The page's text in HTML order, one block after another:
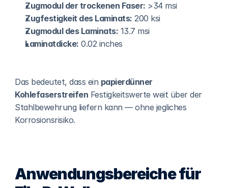
Zugmodul der trockenen Faser: >34 msi
Zugfestigkeit des Laminats: 200 ksi
Zugmodul des Laminats: 13.7 msi
Laminatdicke: 0.02 inches
Das bedeutet, dass ein papierdünner
Kohlefaserstreifen Festigkeitswerte weit über der
Stahlbewehrung liefern kann — ohne jegliches
Korrosionsrisiko.
Anwendungsbereiche für